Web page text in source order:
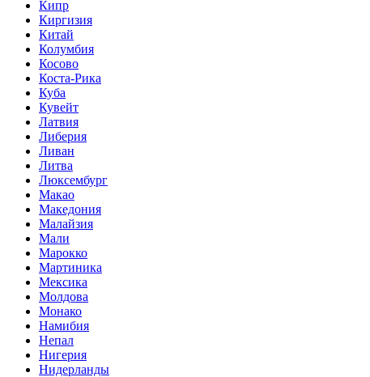
Кипр
Киргизия
Китай
Колумбия
Косово
Коста-Рика
Куба
Кувейт
Латвия
Либерия
Ливан
Литва
Люксембург
Макао
Македония
Малайзия
Мали
Марокко
Мартиника
Мексика
Молдова
Монако
Намибия
Непал
Нигерия
Нидерланды